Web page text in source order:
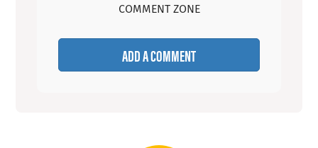
COMMENT ZONE
ADD A COMMENT